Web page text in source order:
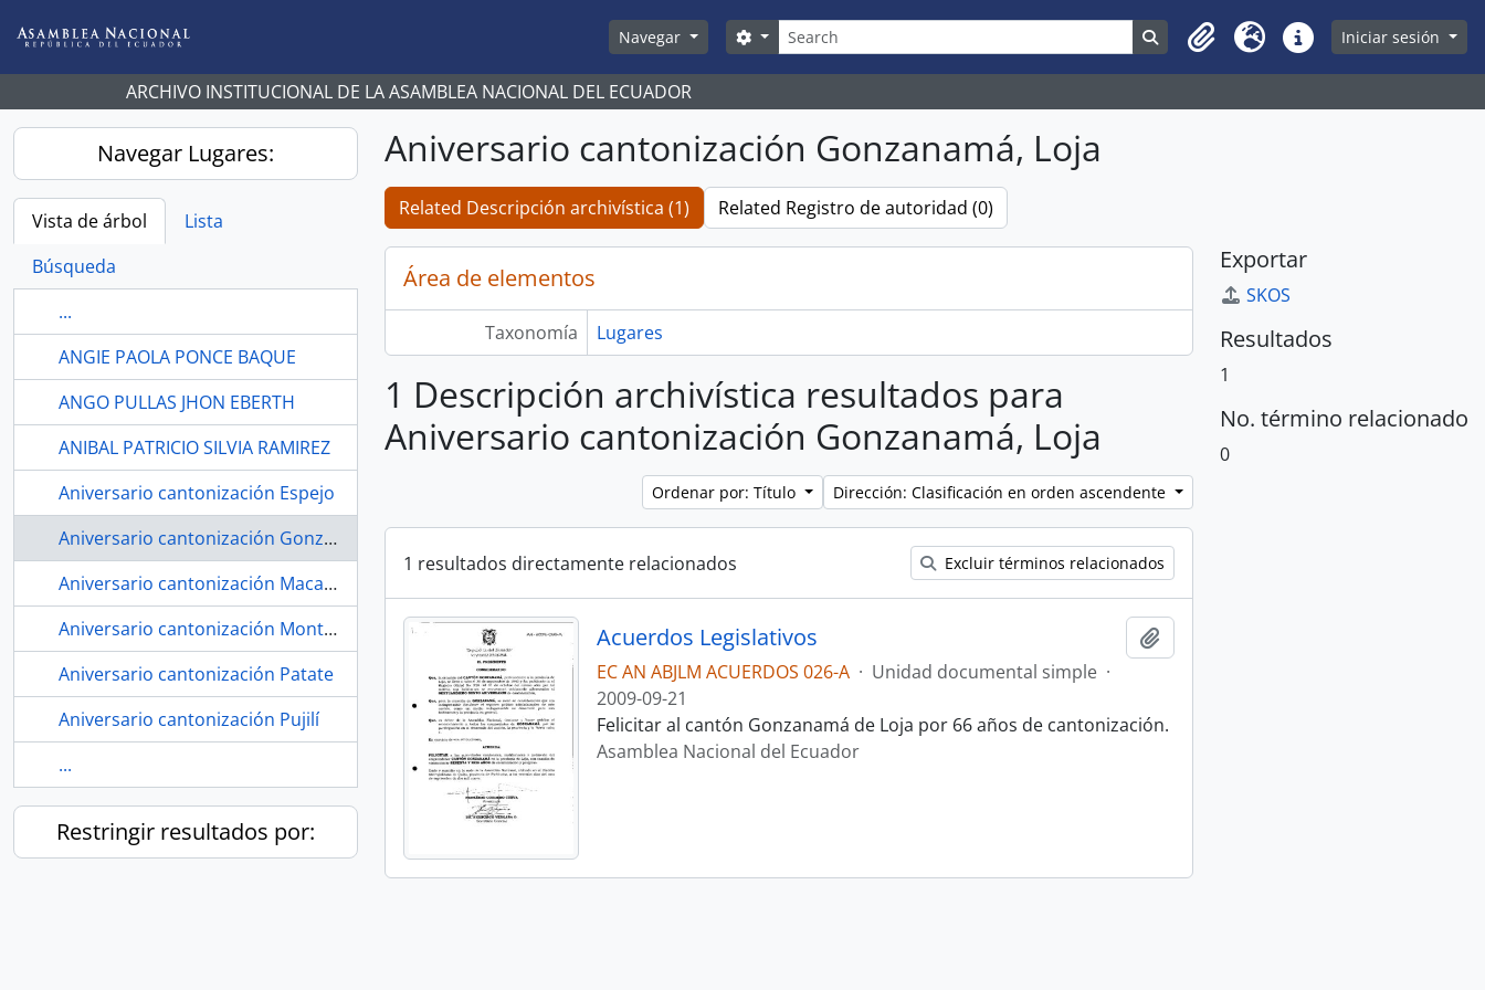
Navegar
Búsqueda
Search options Search in browse page
Clipboard
Idioma Enlaces rápidos
Iniciar sesión
ARCHIVO INSTITUCIONAL DE LA ASAMBLEA NACIONAL DEL ECUADOR
Navegar Lugares:
Vista de árbol
Lista
Búsqueda
...
ANGIE PAOLA PONCE BAQUE
ANGO PULLAS JHON EBERTH
ANIBAL PATRICIO SILVIA RAMIREZ
Aniversario cantonización Espejo
Aniversario cantonización Gonzanamá, Loja
Aniversario cantonización Macará
Aniversario cantonización Montúfar
Aniversario cantonización Patate
Aniversario cantonización Pujilí
...
Restringir resultados por:
Aniversario cantonización Gonzanamá, Loja
Related Descripción archivística (1) Related Registro de autoridad (0)
Área de elementos
Taxonomía Lugares
1 Descripción archivística resultados para
Aniversario cantonización Gonzanamá, Loja
Ordenar por: Título Dirección: Clasificación en orden ascendente
1 resultados directamente relacionados Excluir términos relacionados
Acuerdos Legislativos
EC AN ABJLM ACUERDOS 026-A · Unidad documental simple ·
2009-09-21
Felicitar al cantón Gonzanamá de Loja por 66 años de cantonización.
Asamblea Nacional del Ecuador
Exportar
SKOS
Resultados
1
No. término relacionado
0